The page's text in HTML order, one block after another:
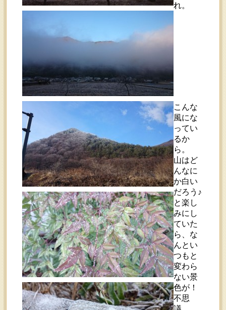
れ。
こんな
風にな
ってい
るか
ら。
山はど
んなに
か白い
だろう♪
と楽し
みにし
ていた
ら、な
んとい
つもと
変わら
ない景
色が！
不思